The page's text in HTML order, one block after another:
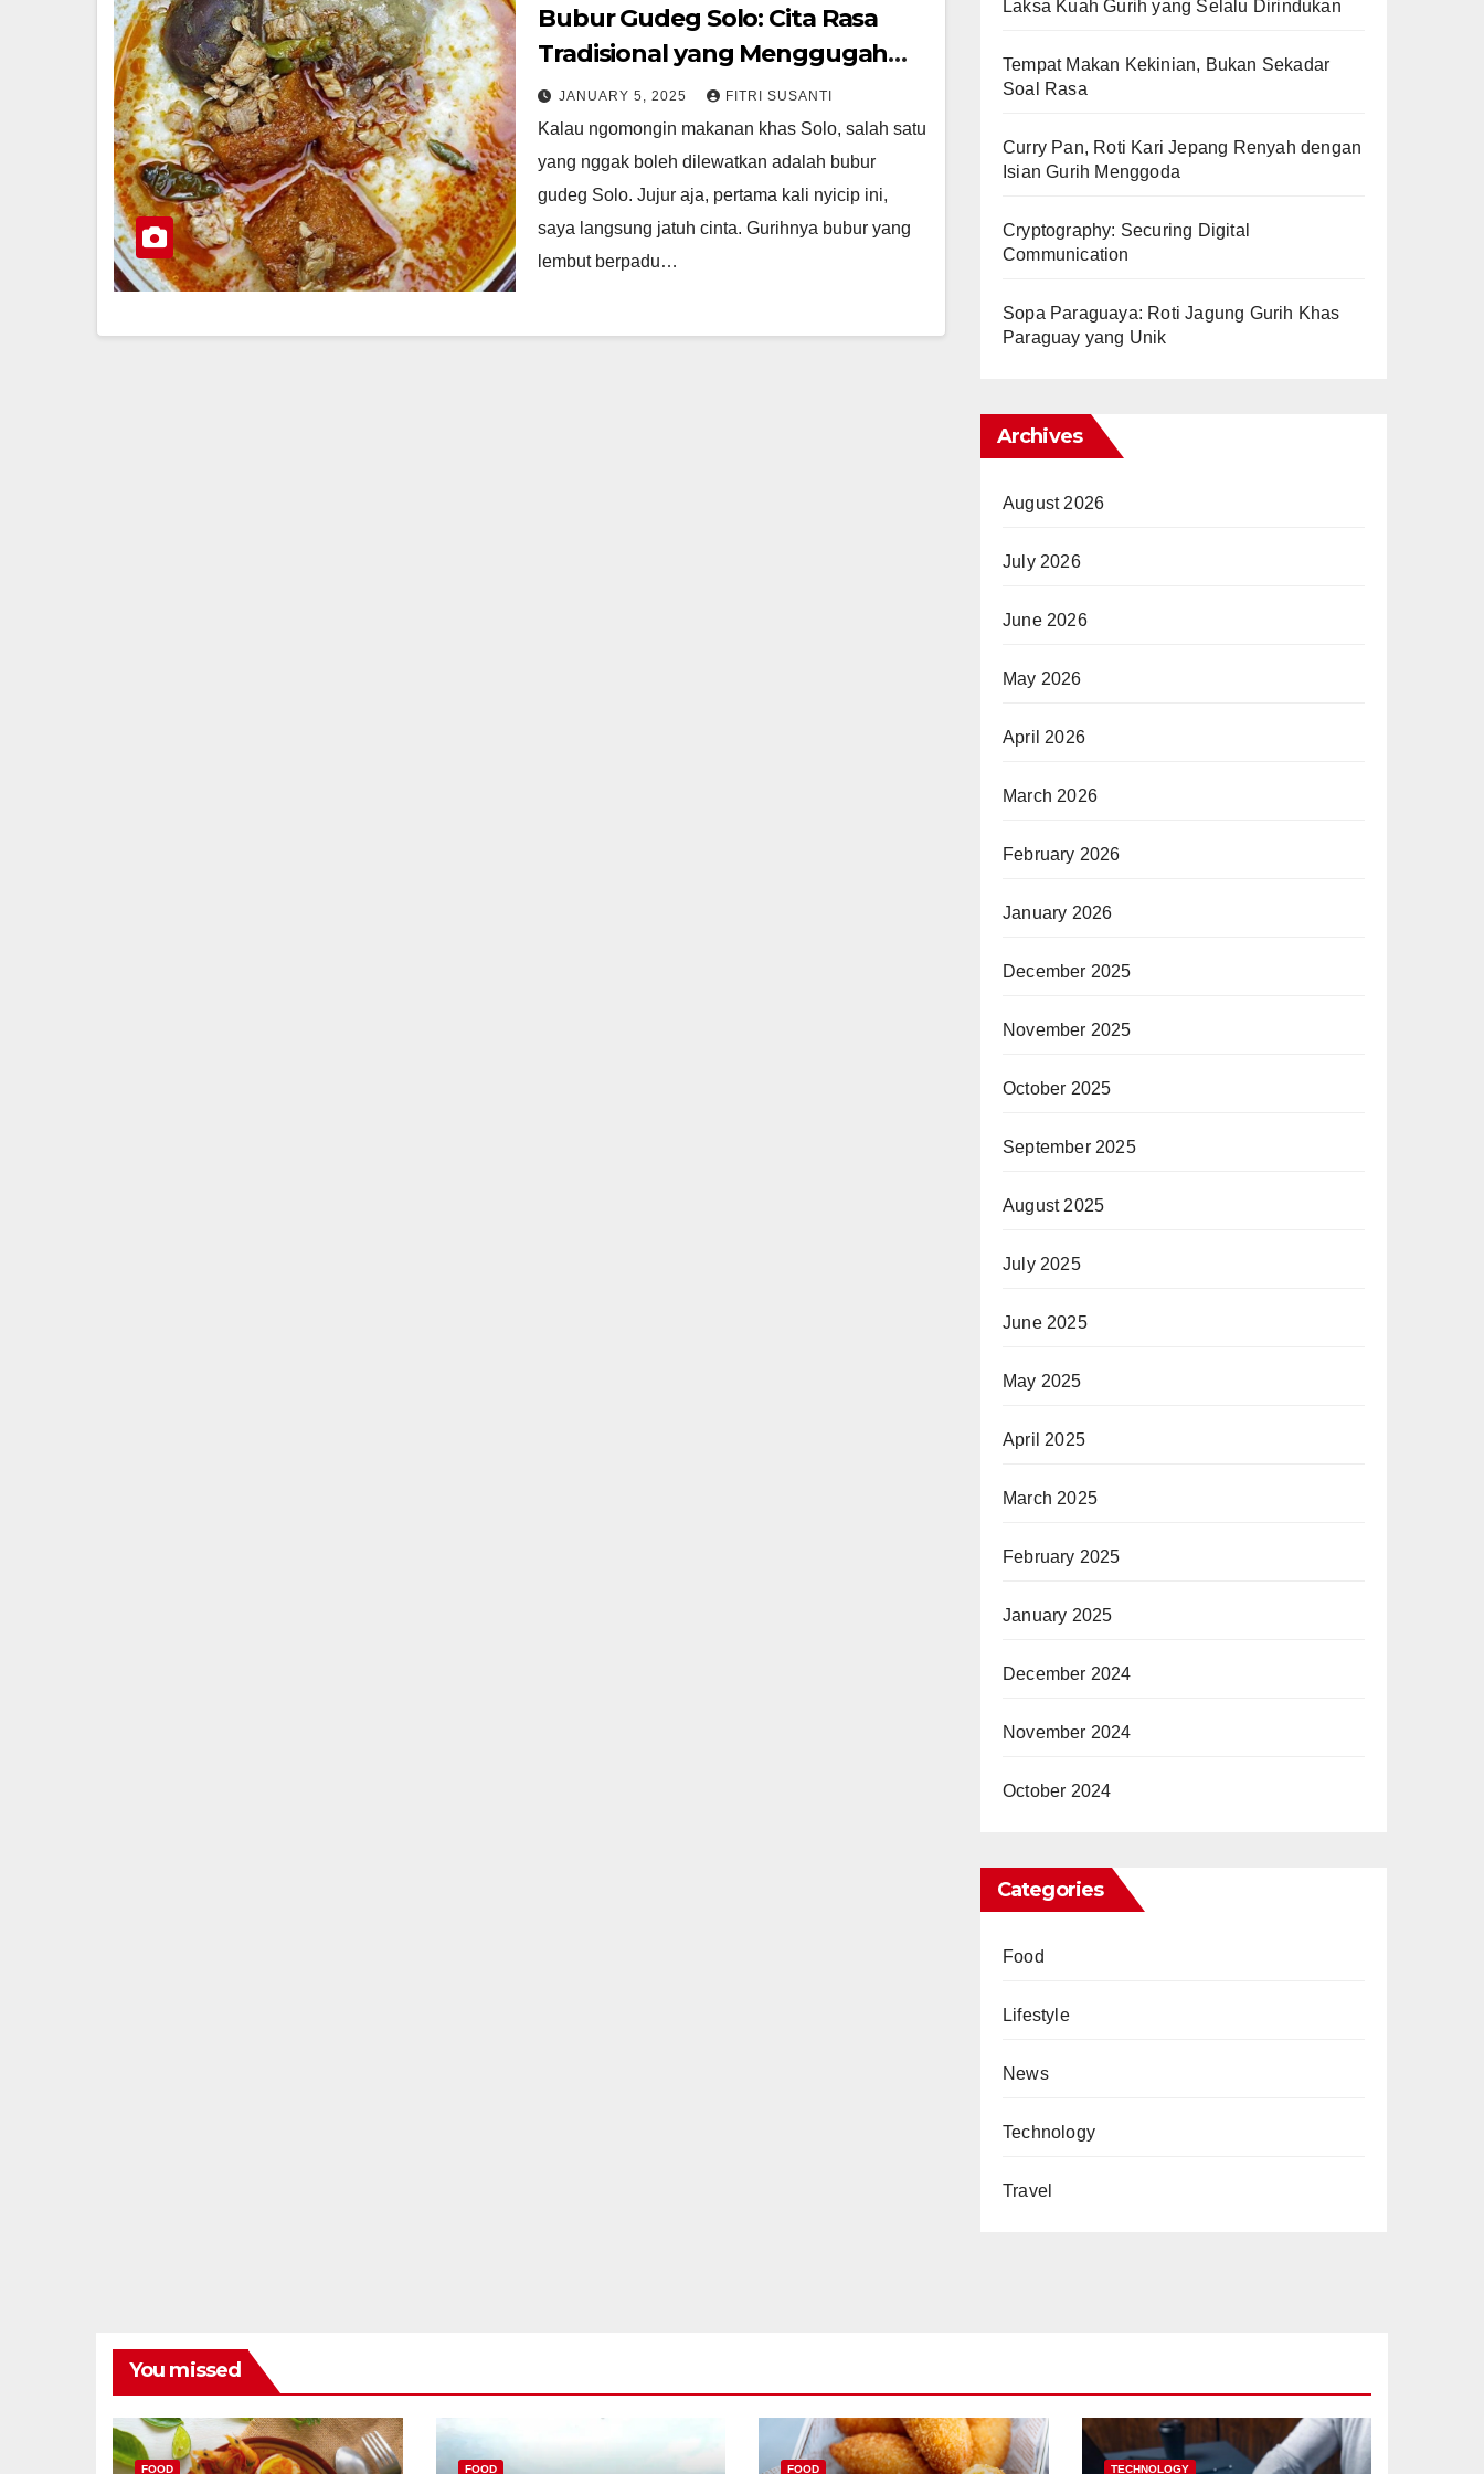
Bubur Gudeg Solo: Cita Rasa
Tradisional yang Menggugah
Selera
JANUARY 5, 2025 FITRI SUSANTI
Kalau ngomongin makanan khas Solo, salah satu
yang nggak boleh dilewatkan adalah bubur
gudeg Solo. Jujur aja, pertama kali nyicip ini,
saya langsung jatuh cinta. Gurihnya bubur yang
lembut berpadu…
Laksa Kuah Gurih yang Selalu Dirindukan
Tempat Makan Kekinian, Bukan Sekadar
Soal Rasa
Curry Pan, Roti Kari Jepang Renyah dengan
Isian Gurih Menggoda
Cryptography: Securing Digital
Communication
Sopa Paraguaya: Roti Jagung Gurih Khas
Paraguay yang Unik
Archives
August 2026
July 2026
June 2026
May 2026
April 2026
March 2026
February 2026
January 2026
December 2025
November 2025
October 2025
September 2025
August 2025
July 2025
June 2025
May 2025
April 2025
March 2025
February 2025
January 2025
December 2024
November 2024
October 2024
Categories
Food
Lifestyle
News
Technology
Travel
You missed
FOOD FOOD FOOD TECHNOLOGY